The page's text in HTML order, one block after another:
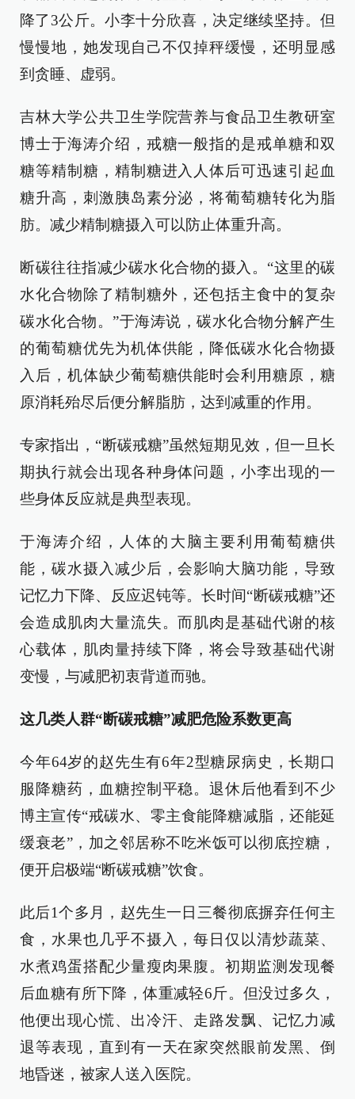
降了3公斤。小李十分欣喜，决定继续坚持。但
慢慢地，她发现自己不仅掉秤缓慢，还明显感
到贪睡、虚弱。
吉林大学公共卫生学院营养与食品卫生教研室
博士于海涛介绍，戒糖一般指的是戒单糖和双
糖等精制糖，精制糖进入人体后可迅速引起血
糖升高，刺激胰岛素分泌，将葡萄糖转化为脂
肪。减少精制糖摄入可以防止体重升高。
断碳往往指减少碳水化合物的摄入。“这里的碳
水化合物除了精制糖外，还包括主食中的复杂
碳水化合物。”于海涛说，碳水化合物分解产生
的葡萄糖优先为机体供能，降低碳水化合物摄
入后，机体缺少葡萄糖供能时会利用糖原，糖
原消耗殆尽后便分解脂肪，达到减重的作用。
专家指出，“断碳戒糖”虽然短期见效，但一旦长
期执行就会出现各种身体问题，小李出现的一
些身体反应就是典型表现。
于海涛介绍，人体的大脑主要利用葡萄糖供
能，碳水摄入减少后，会影响大脑功能，导致
记忆力下降、反应迟钝等。长时间“断碳戒糖”还
会造成肌肉大量流失。而肌肉是基础代谢的核
心载体，肌肉量持续下降，将会导致基础代谢
变慢，与减肥初衷背道而驰。
这几类人群“断碳戒糖”减肥危险系数更高
今年64岁的赵先生有6年2型糖尿病史，长期口
服降糖药，血糖控制平稳。退休后他看到不少
博主宣传“戒碳水、零主食能降糖减脂，还能延
缓衰老”，加之邻居称不吃米饭可以彻底控糖，
便开启极端“断碳戒糖”饮食。
此后1个多月，赵先生一日三餐彻底摒弃任何主
食，水果也几乎不摄入，每日仅以清炒蔬菜、
水煮鸡蛋搭配少量瘦肉果腹。初期监测发现餐
后血糖有所下降，体重减轻6斤。但没过多久，
他便出现心慌、出冷汗、走路发飘、记忆力减
退等表现，直到有一天在家突然眼前发黑、倒
地昏迷，被家人送入医院。